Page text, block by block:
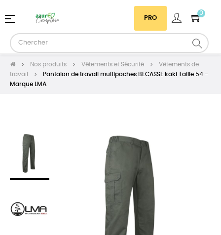
PRO
0
Basculer
navigation
☰
Nos produits Vêtements et Sécurité
Vêtements de
travail
Pantalon de travail multipoches BECASSE kaki Taille 54 -
Marque LMA